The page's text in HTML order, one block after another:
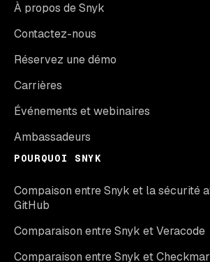
À propos de Snyk
Contactez-nous
Réservez une démo
Carrières
Événements et webinaires
Ambassadeurs
POURQUOI SNYK
Compaison entre Snyk et la sécurité
GitHub
Comparaison entre Snyk et Veracode
Comparaison entre Snyk et